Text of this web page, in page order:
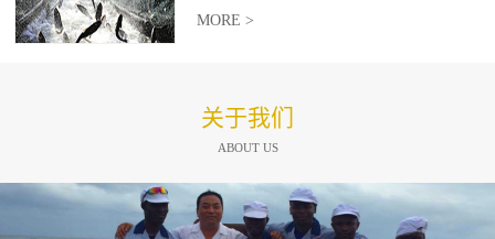
MORE >
关于我们
ABOUT US